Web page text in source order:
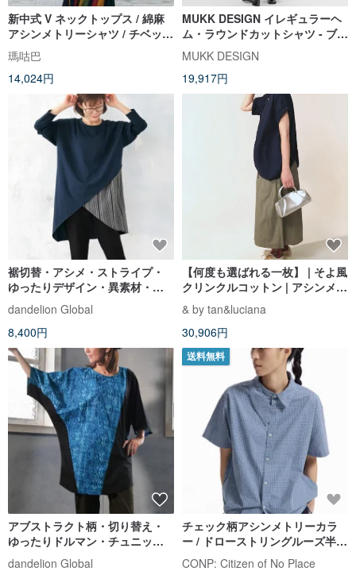
新中式 V ネックトップス / 綿麻
アシンメトリーシャツ / チベット
絨毯柄ブラウス
瑪咕巴
14,024円
MUKK DESIGN イレギュラーヘ
ム・ラウンドカットシャツ - ブラ
ック
MUKK DESIGN
19,917円
裾切替・アシメ・ストライプ・
ゆったりデザイン・異素材・チ
ュニック・ネイビー・d-tp530
dandelion Global
8,400円
【何度も選ばれる一枚】 | そよ風
クリンクルコットン | アシンメト
リープリーツカーディガン
& by tan&luciana
30,906円
アブストラクト柄・切り替え・
ゆったりドルマン・チュニッ
ク・トップス・カットソー・ア
dandelion Global
送料無料
チェック柄アシンメトリーカラ
ー / ドローストリングルーズ半袖
シャツ
CONP: Citizen of No Place